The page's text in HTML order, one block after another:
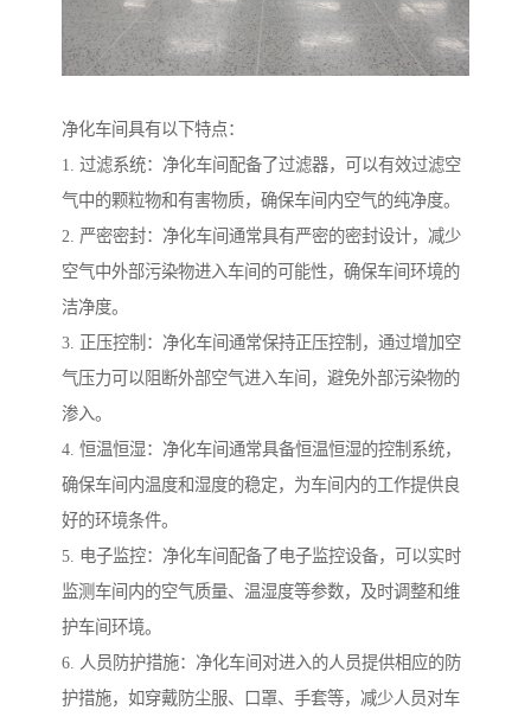
净化车间具有以下特点：
1. 过滤系统：净化车间配备了过滤器，可以有效过滤空
气中的颗粒物和有害物质，确保车间内空气的纯净度。
2. 严密密封：净化车间通常具有严密的密封设计，减少
空气中外部污染物进入车间的可能性，确保车间环境的
洁净度。
3. 正压控制：净化车间通常保持正压控制，通过增加空
气压力可以阻断外部空气进入车间，避免外部污染物的
渗入。
4. 恒温恒湿：净化车间通常具备恒温恒湿的控制系统，
确保车间内温度和湿度的稳定，为车间内的工作提供良
好的环境条件。
5. 电子监控：净化车间配备了电子监控设备，可以实时
监测车间内的空气质量、温湿度等参数，及时调整和维
护车间环境。
6. 人员防护措施：净化车间对进入的人员提供相应的防
护措施，如穿戴防尘服、口罩、手套等，减少人员对车